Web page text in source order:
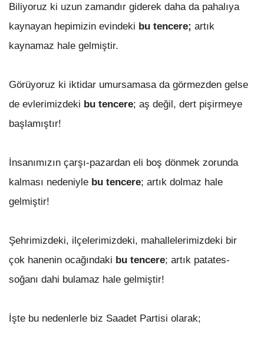
Biliyoruz ki uzun zamandır giderek daha da pahalıya
kaynayan hepimizin evindeki bu tencere; artık
kaynamaz hale gelmiştir.
Görüyoruz ki iktidar umursamasa da görmezden gelse
de evlerimizdeki bu tencere; aş değil, dert pişirmeye
başlamıştır!
İnsanımızın çarşı-pazardan eli boş dönmek zorunda
kalması nedeniyle bu tencere; artık dolmaz hale
gelmiştir!
Şehrimizdeki, ilçelerimizdeki, mahallelerimizdeki bir
çok hanenin ocağındaki bu tencere; artık patates-
soğanı dahi bulamaz hale gelmiştir!
İşte bu nedenlerle biz Saadet Partisi olarak;